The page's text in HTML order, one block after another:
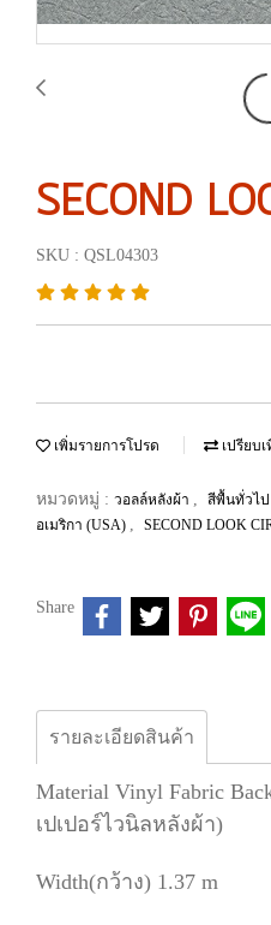
SECOND
SKU : QSL04303
เพิ่มรายการโปรด เปรียบ
หมวดหมู่ : วอลล์หลังผ้า , สีพื้นทั่วไป
อเมริกา (USA) , SECOND LOOK
Share
รายละเอียดสินค้า
Material Vinyl Fabric
เปเปอร์ไวนิลหลังผ้า)
Width(กว้าง) 1.37 m